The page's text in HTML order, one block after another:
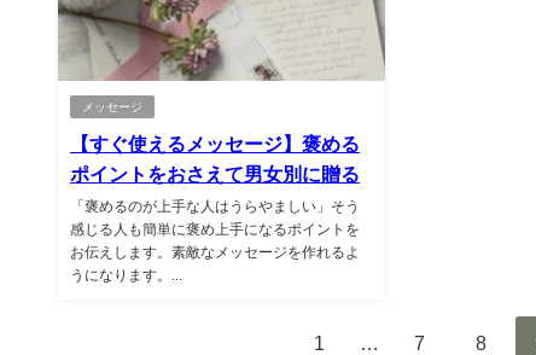
メッセージ
【すぐ使えるメッセージ】褒める
ポイントをおさえて男女別に贈る
「褒めるのが上手な人はうらやましい」そう
感じる人も簡単に褒め上手になるポイントを
お伝えします。素敵なメッセージを作れるよ
うになります。...
1 7 8